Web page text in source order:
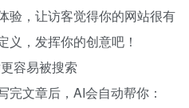
验，让访客觉得你的网站很有
义，发挥你的创意吧！
容易被搜索
文章后，AI会自动帮你：